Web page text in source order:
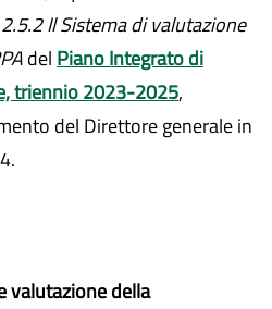
Il Sistema di valutazione
del Piano Integrato di
triennio 2023-2025,
del Direttore generale in
valutazione della